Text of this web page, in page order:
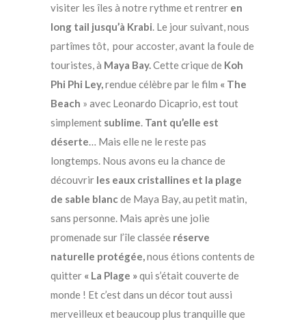
visiter les îles à notre rythme et rentrer en
long tail jusqu’à Krabi. Le jour suivant, nous
partîmes tôt, pour accoster, avant la foule de
touristes, à Maya Bay.Cette crique de Koh
Phi Phi Ley,rendue célèbre par le film « The
Beach » avec Leonardo Dicaprio, est tout
simplement sublime. Tant qu’elle est
déserte… Mais elle ne le reste pas
longtemps. Nous avons eu la chance de
découvrir les eaux cristallines et la plage
de sable blancde Maya Bay, au petit matin,
sans personne. Mais après une jolie
promenade sur l’île classée réserve
naturelle protégée,nous étions contents de
quitter « La Plage »qui s’était couverte de
monde ! Et c’est dans un décor tout aussi
merveilleux et beaucoup plus tranquille que